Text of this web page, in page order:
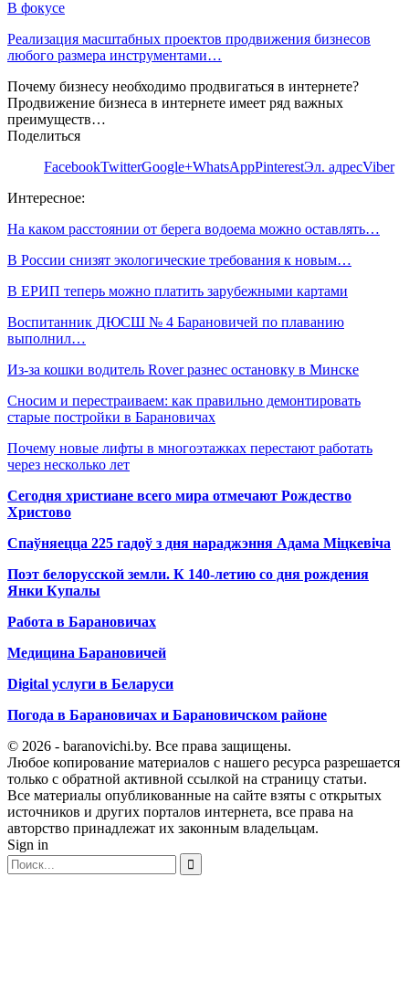
В фокусе
Реализация масштабных проектов продвижения бизнесов
любого размера инструментами…
Почему бизнесу необходимо продвигаться в интернете?
Продвижение бизнеса в интернете имеет ряд важных
преимуществ…
Поделиться
FacebookTwitterGoogle+WhatsAppPinterestЭл. адресViber
Интересное:
На каком расстоянии от берега водоема можно оставлять…
В России снизят экологические требования к новым…
В ЕРИП теперь можно платить зарубежными картами
Воспитанник ДЮСШ № 4 Барановичей по плаванию
выполнил…
Из-за кошки водитель Rover разнес остановку в Минске
Сносим и перестраиваем: как правильно демонтировать
старые постройки в Барановичах
Почему новые лифты в многоэтажках перестают работать
через несколько лет
Сегодня христиане всего мира отмечают Рождество
Христово
Спаўняецца 225 гадоў з дня нараджэння Адама Міцкевіча
Поэт белорусской земли. К 140-летию со дня рождения
Янки Купалы
Работа в Барановичах
Медицина Барановичей
Digital услуги в Беларуси
Погода в Барановичах и Барановичском районе
© 2026 - baranovichi.by. Все права защищены.
Любое копирование материалов с нашего ресурса разрешается
только с обратной активной ссылкой на страницу статьи.
Все материалы опубликованные на сайте взяты с открытых
источников и других порталов интернета, все права на
авторство принадлежат их законным владельцам.
Sign in